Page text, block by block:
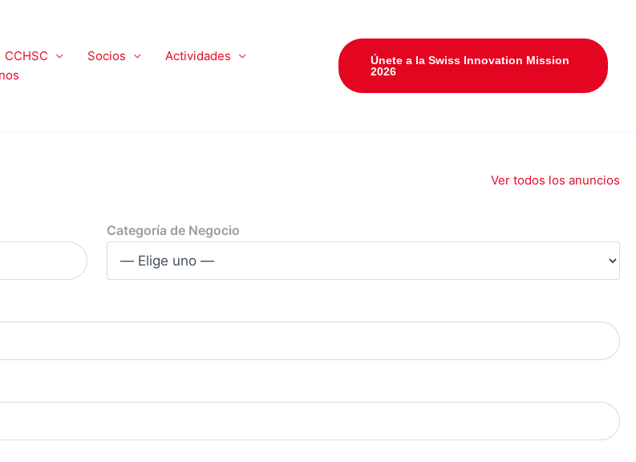
CCHSC Socios
Actividades
Únete a la Swiss Innovation Mission
2026
Ver todos los anuncios
Categoría de Negocio